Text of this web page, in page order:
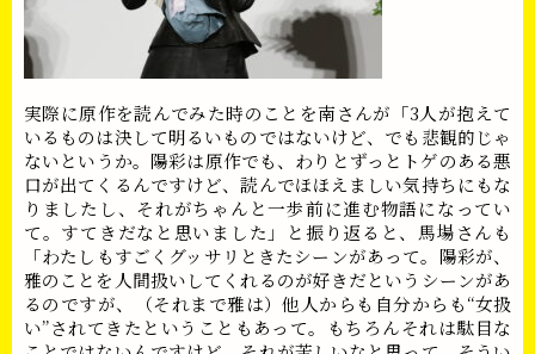
実際に原作を読んでみた時のことを南さんが「3人が抱えて
いるものは決して明るいものではないけど、でも悲観的じゃ
ないというか。陽彩は原作でも、わりとずっとトゲのある悪
口が出てくるんですけど、読んでほほえましい気持ちにもな
りましたし、それがちゃんと一歩前に進む物語になってい
て。すてきだなと思いました」と振り返ると、馬場さんも
「わたしもすごくグッサリときたシーンがあって。陽彩が、
雅のことを人間扱いしてくれるのが好きだというシーンがあ
るのですが、（それまで雅は）他人からも自分からも“女扱
い”されてきたということもあって。もちろんそれは駄目な